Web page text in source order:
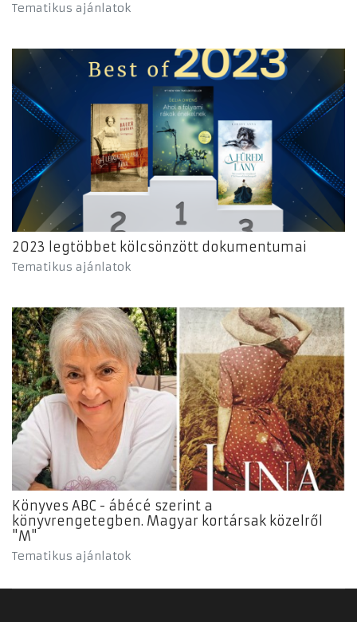
Tematikus ajánlatok
2023 legtöbbet kölcsönzött dokumentumai
Tematikus ajánlatok
Könyves ABC - ábécé szerint a
könyvrengetegben. Magyar kortársak közelről
"M"
Tematikus ajánlatok